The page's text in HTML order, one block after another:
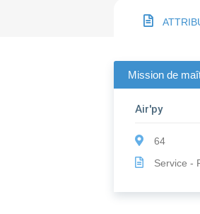
Mission de
Air'py
64
Service -